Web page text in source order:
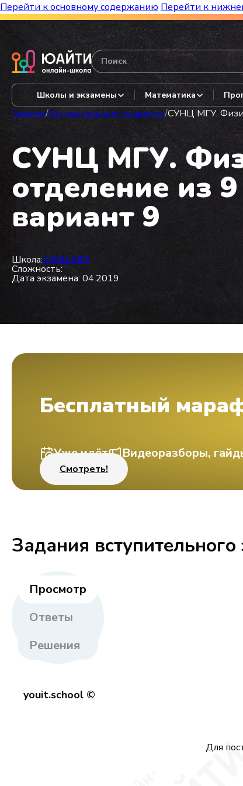
Перейти к основному содержанию Перейти к
Бесплатный марафон к топ-школам!
Школы и экзамены Математика
Главная/Вступительные экзамены/СУНЦ МГУ.
СУНЦ МГУ.
отделение из
вариант 9
Школа:СУНЦ МГУ
Сложность:
Дата экзамена: 04.2019
Бесплатный
Уже идёт Видеоразборы,
Смотреть!
Задания вступительного
Просмотр
Ответы
Решения
youit.school ©
Для